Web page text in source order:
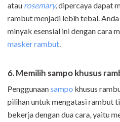
atau rosemary,dipercaya dapat
rambut menjadi lebih tebal.
minyak esensial ini dengan cara
masker rambut.
6. Memilih sampo khusus
Penggunaansampo khusus
pilihan untuk mengatasi rambut
bekerja dengan dua cara, yaitu